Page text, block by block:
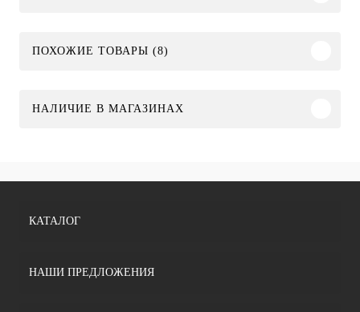
ПОХОЖИЕ ТОВАРЫ (8)
НАЛИЧИЕ В МАГАЗИНАХ
КАТАЛОГ
НАШИ ПРЕДЛОЖЕНИЯ